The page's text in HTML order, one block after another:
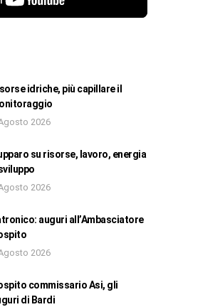
idriche, più capillare il
2026
su risorse, lavoro, energia
2026
auguri all’Ambasciatore
2026
commissario Asi, gli
di Bardi